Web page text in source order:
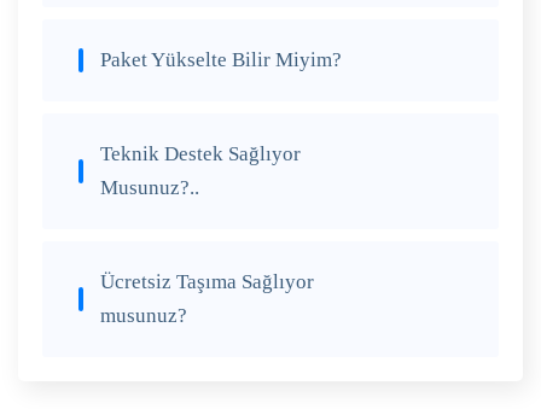
Paket Yükselte Bilir Miyim?
Teknik Destek Sağlıyor
Musunuz?..
Ücretsiz Taşıma Sağlıyor
musunuz?